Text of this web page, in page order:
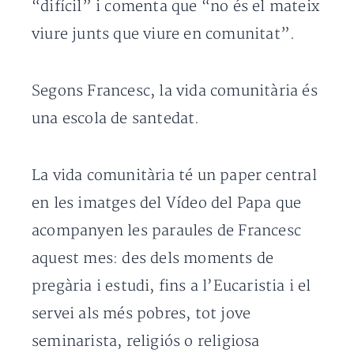
“difícil” i comenta que “no és el mateix
viure junts que viure en comunitat”.
Segons Francesc, la vida comunitària és
una escola de santedat.
La vida comunitària té un paper central
en les imatges del Vídeo del Papa que
acompanyen les paraules de Francesc
aquest mes: des dels moments de
pregària i estudi, fins a l’Eucaristia i el
servei als més pobres, tot jove
seminarista, religiós o religiosa